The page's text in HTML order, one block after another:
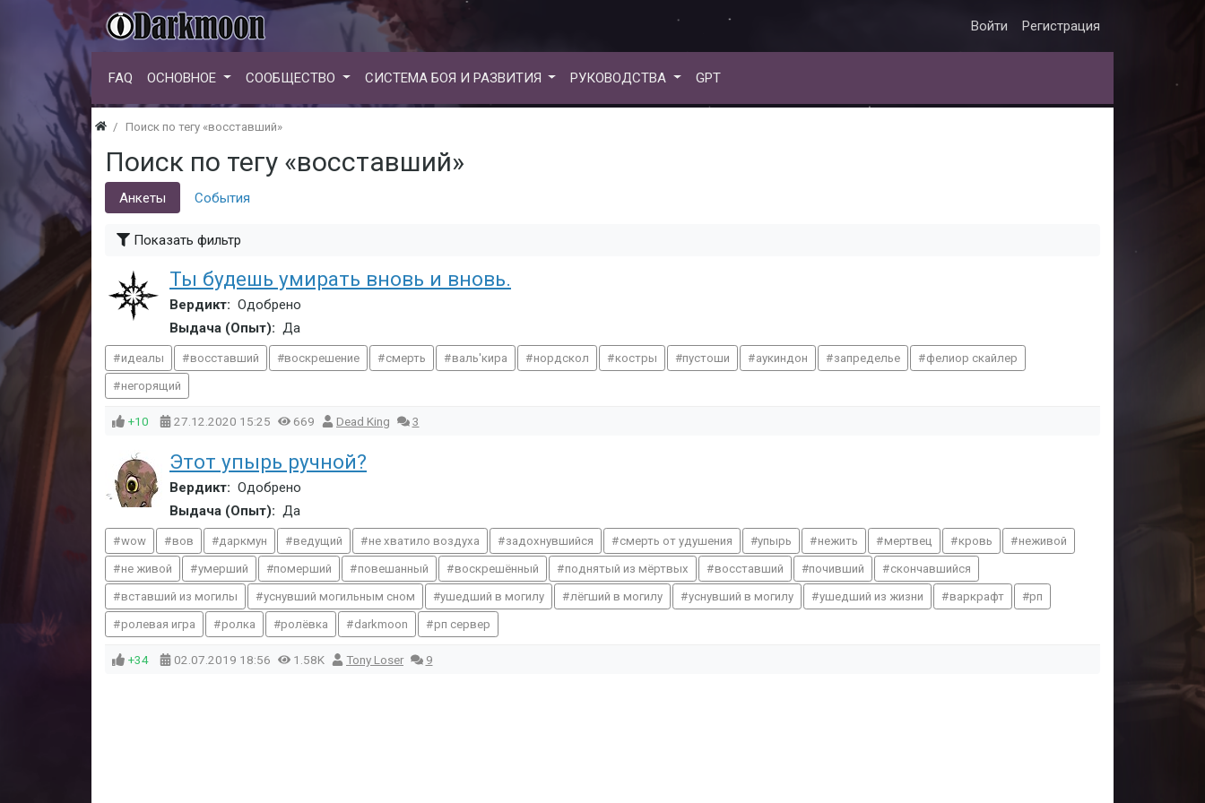
Войти Регистрация
FAQ ОСНОВНОЕ СООБЩЕСТВО СИСТЕМА БОЯ И РАЗВИТИЯ РУКОВОДСТВА GPT
Поиск по тегу «восставший»
Поиск по тегу «восставший»
Анкеты События
Показать фильтр
Ты будешь умирать вновь и вновь.
Вердикт: Одобрено
Выдача (Опыт): Да
идеалы восставший воскрешение смерть валь'кира нордскол костры пустоши аукиндон запределье фелиор скайлер
негорящий
+10 27.12.2020 15:25 669 Dead King 3
Этот упырь ручной?
Вердикт: Одобрено
Выдача (Опыт): Да
wow вов даркмун ведущий не хватило воздуха задохнувшийся смерть от удушения упырь нежить мертвец кровь неживой
не живой умерший померший повешанный воскрешённый поднятый из мёртвых восставший почивший скончавшийся
вставший из могилы уснувший могильным сном ушедший в могилу лёгший в могилу уснувший в могилу ушедший из жизни варкрафт рп
ролевая игра ролка ролёвка darkmoon рп сервер
+34 02.07.2019 18:56 1.58K Tony Loser 9